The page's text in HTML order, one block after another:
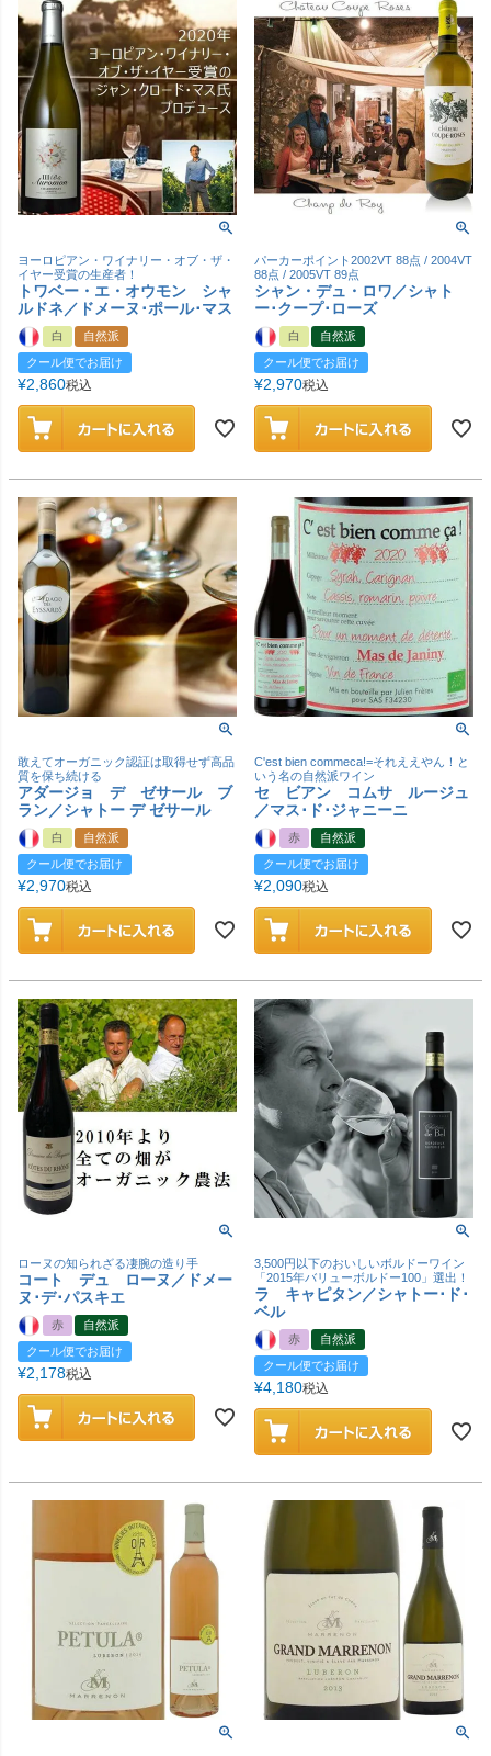
ヨーロピアン・ワイナリー・オブ・ザ・
イヤー受賞の生産者！
トワベー・エ・オウモン シャ
ルドネ／ドメーヌ･ポール･マス
白
自然派
クール便でお届け
¥2,860税込
パーカーポイント2002VT 88点 / 2004VT
88点 / 2005VT 89点
シャン・デュ・ロワ／シャト
ー･クープ･ローズ
白
自然派
クール便でお届け
¥2,970税込
敢えてオーガニック認証は取得せず高品
質を保ち続ける
アダージョ デ ゼサール ブ
ラン／シャトー デ ゼサール
白
自然派
クール便でお届け
¥2,970税込
C'est bien commeca!=それええやん！と
いう名の自然派ワイン
セ ビアン コムサ ルージュ
／マス･ド･ジャニーニ
赤
自然派
クール便でお届け
¥2,090税込
ローヌの知られざる凄腕の造り手
コート デュ ローヌ／ドメー
ヌ･デ･パスキエ
赤
自然派
クール便でお届け
¥2,178税込
3,500円以下のおいしいボルドーワイン
「2015年バリューボルドー100」選出！
ラ キャピタン／シャトー･ド･
ベル
赤
自然派
クール便でお届け
¥4,180税込